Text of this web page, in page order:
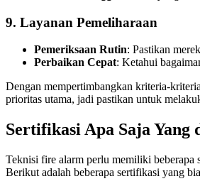
9. Layanan Pemeliharaan
Pemeriksaan Rutin: Pastikan
Perbaikan Cepat: Ketahui
Dengan mempertimbangkan kriteria-
prioritas utama, jadi pastikan untuk
Sertifikasi Apa Saja
Teknisi fire alarm perlu memiliki beberapa
Berikut adalah beberapa sertifikasi yang